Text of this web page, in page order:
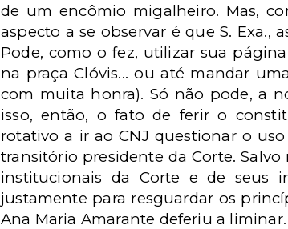
de um encômio migalheiro. Mas,
aspecto a se observar é que S.
Pode, como o fez, utilizar sua
na praça Clóvis... ou até mandar
com muita honra). Só não pode, a
isso, então, o fato de ferir o
rotativo a ir ao CNJ questionar o
transitório presidente da Corte.
institucionais da Corte e de seus
justamente para resguardar os
Ana Maria Amarante deferiu a liminar.